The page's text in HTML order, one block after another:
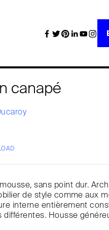
canapé
sans point dur.
de style comme aux
interne entièrement
différentes. Housse